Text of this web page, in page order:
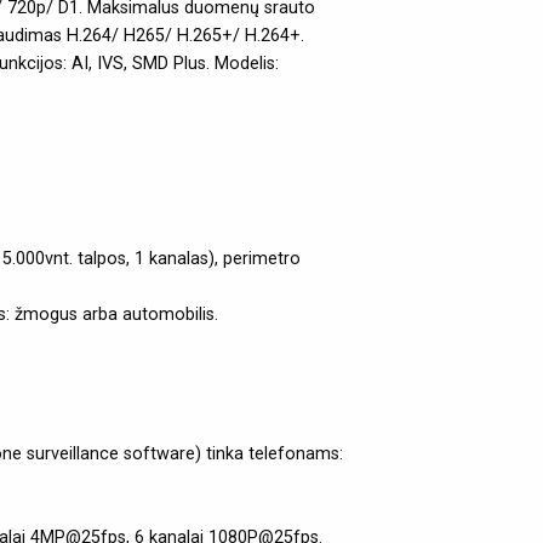
D1. Maksimalus duomenų srauto
H.264/ H265/ H.265+/ H.264+.
AI, IVS, SMD Plus. Modelis:
talpos, 1 kanalas), perimetro
žmogus arba automobilis.
surveillance software) tinka telefonams:
4MP@25fps, 6 kanalai 1080P@25fps.